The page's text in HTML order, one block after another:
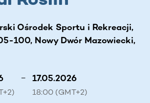
Ośrodek Sportu i Rekreacji,
100, Nowy Dwór Mazowiecki,
– 17.05.2026
18:00 (GMT+2)